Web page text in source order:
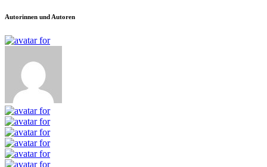
Autorinnen und Autoren